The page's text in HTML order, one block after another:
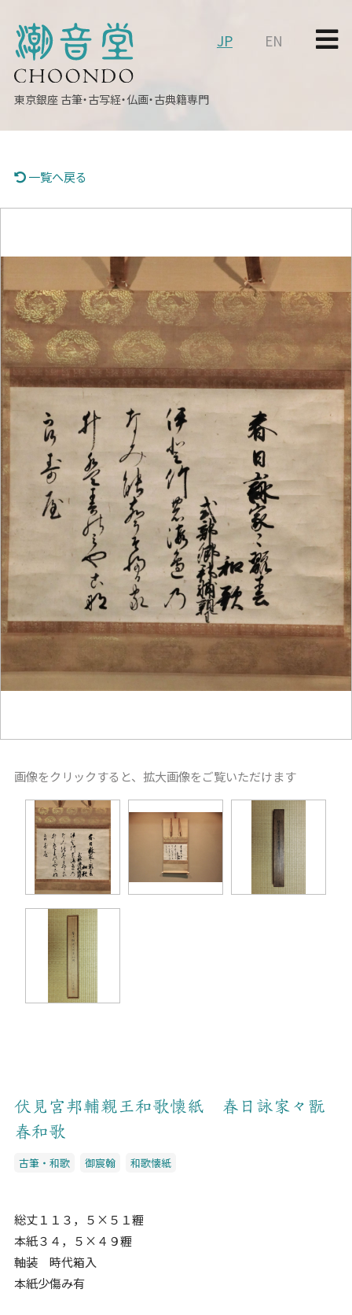
東京銀座 古筆・古写経・仏画・古典籍専門
JP EN
一覧へ戻る
画像をクリックすると、拡大画像をご覧いただけます
伏見宮邦輔親王和歌懐紙 春日詠家々翫
春和歌
古筆・和歌 御宸翰 和歌懐紙
総丈１１３，５×５１糎
本紙３４，５×４９糎
軸装 時代箱入
本紙少傷み有